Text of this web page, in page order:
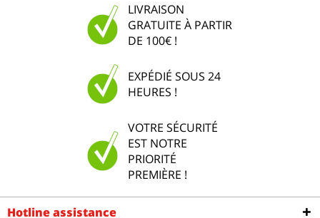
LIVRAISON
GRATUITE À PARTIR
DE 100€ !
EXPÉDIÉ SOUS 24
HEURES !
VOTRE SÉCURITÉ
EST NOTRE
PRIORITÉ
PREMIÈRE !
Hotline assistance